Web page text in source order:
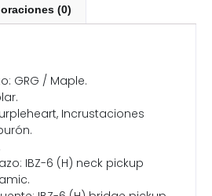
(0)
GRG / Maple.
Incrustaciones
IBZ-6 (H) neck pickup